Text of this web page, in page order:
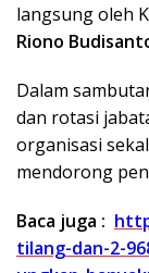
langsung oleh
Riono
Dalam
dan rotasi
organisasi
mendorong
Baca juga :
tilang-dan-2-